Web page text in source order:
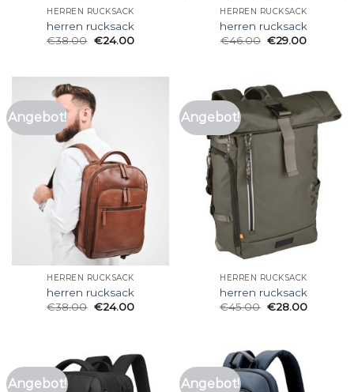
HERREN RUCKSACK
herren rucksack
€38.00 €24.00
HERREN RUCKSACK
herren rucksack
€46.00 €29.00
Angebot!
HERREN RUCKSACK
herren rucksack
€38.00 €24.00
Angebot!
HERREN RUCKSACK
herren rucksack
€45.00 €28.00
Angebot! Angebot!